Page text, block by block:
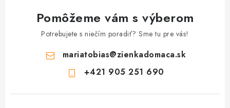
Pomôžeme vám s výberom
Potrebujete s niečím poradiť? Sme tu pre vás!
mariatobias@zienkadomaca.sk
+421 905 251 690